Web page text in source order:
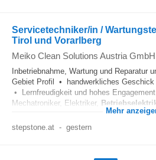
Servicetechniker/in /
Tirol und Vorarlberg
Meiko Clean Solutions Austria GmbH
Inbetriebnahme, Wartung und Reparatur
Gebiet Profil • handwerkliches
• Lernfreudigkeit und hohes
Mechatroniker, Elektriker,
Mehr
stepstone.at - gestern